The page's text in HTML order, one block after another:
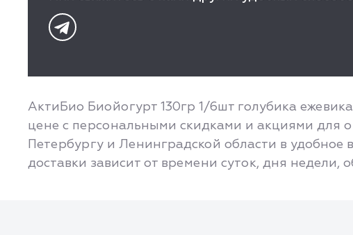
АктиБио Биойогурт 130гр 1/6шт голубика
цене с персональными скидками и акциями для
Петербургу и Ленинградской области в удобное
доставки зависит от времени суток, дня недели,